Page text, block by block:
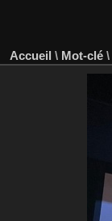
Accueil \ Mot-clé \